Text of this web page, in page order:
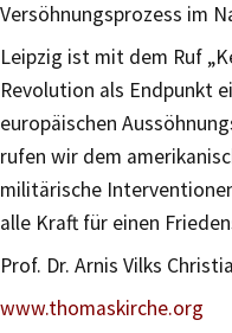
Versöhnungsprozess im
Leipzig ist mit dem Ruf
Revolution als Endpunkt
europäischen
rufen wir dem
militärische
alle Kraft für einen
Prof. Dr. Arnis Vilks
www.thomaskirche.org